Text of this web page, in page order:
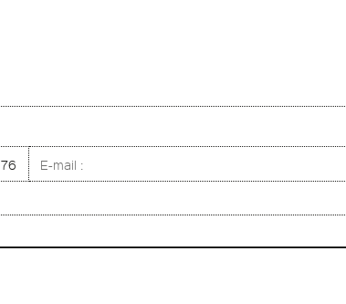
E-mail :